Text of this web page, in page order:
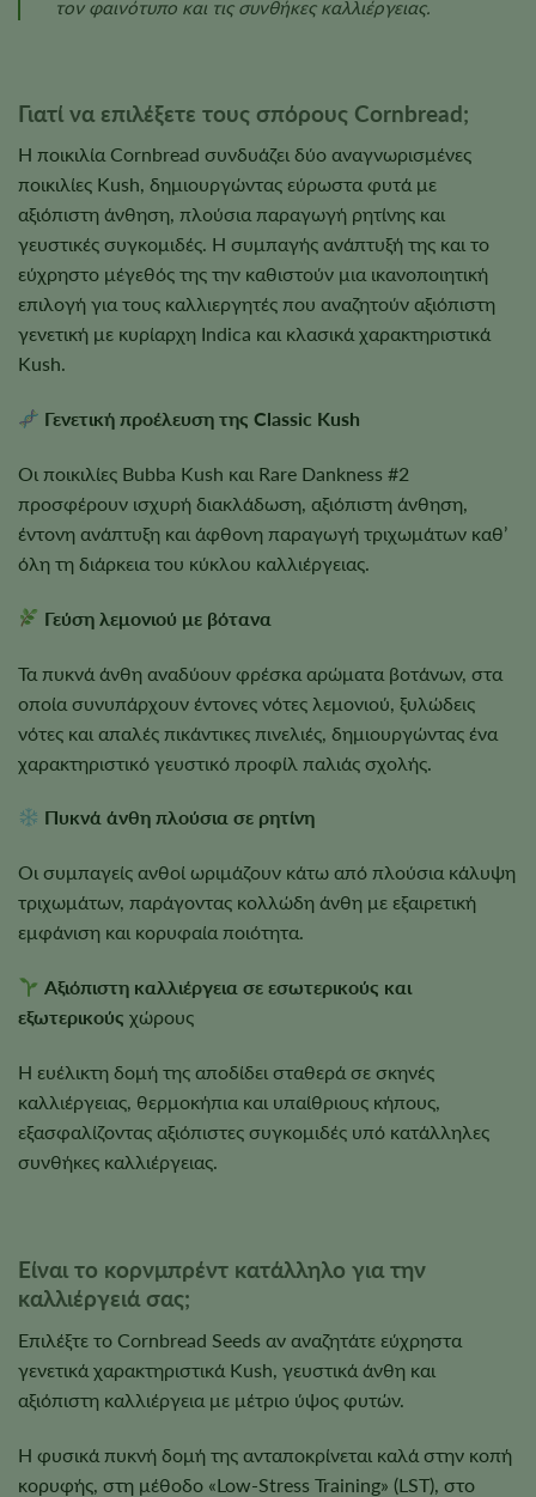
τον φαινότυπο και τις συνθήκες καλλιέργειας.
Γιατί να επιλέξετε τους σπόρους Cornbread;
Η ποικιλία Cornbread συνδυάζει δύο αναγνωρισμένες
ποικιλίες Kush, δημιουργώντας εύρωστα φυτά με
αξιόπιστη άνθηση, πλούσια παραγωγή ρητίνης και
γευστικές συγκομιδές. Η συμπαγής ανάπτυξή της και το
εύχρηστο μέγεθός της την καθιστούν μια ικανοποιητική
επιλογή για τους καλλιεργητές που αναζητούν αξιόπιστη
γενετική με κυρίαρχη Indica και κλασικά χαρακτηριστικά
Kush.
Γενετική προέλευση της Classic Kush
Οι ποικιλίες Bubba Kush και Rare Dankness #2
προσφέρουν ισχυρή διακλάδωση, αξιόπιστη άνθηση,
έντονη ανάπτυξη και άφθονη παραγωγή τριχωμάτων καθ’
όλη τη διάρκεια του κύκλου καλλιέργειας.
Γεύση λεμονιού με βότανα
Τα πυκνά άνθη αναδύουν φρέσκα αρώματα βοτάνων, στα
οποία συνυπάρχουν έντονες νότες λεμονιού, ξυλώδεις
νότες και απαλές πικάντικες πινελιές, δημιουργώντας ένα
χαρακτηριστικό γευστικό προφίλ παλιάς σχολής.
Πυκνά άνθη πλούσια σε ρητίνη
Οι συμπαγείς ανθοί ωριμάζουν κάτω από πλούσια κάλυψη
τριχωμάτων, παράγοντας κολλώδη άνθη με εξαιρετική
εμφάνιση και κορυφαία ποιότητα.
Αξιόπιστη καλλιέργεια σε εσωτερικούς και
εξωτερικούς χώρους
Η ευέλικτη δομή της αποδίδει σταθερά σε σκηνές
καλλιέργειας, θερμοκήπια και υπαίθριους κήπους,
εξασφαλίζοντας αξιόπιστες συγκομιδές υπό κατάλληλες
συνθήκες καλλιέργειας.
Είναι το κορνμπρέντ κατάλληλο για την
καλλιέργειά σας;
Επιλέξτε το Cornbread Seeds αν αναζητάτε εύχρηστα
γενετικά χαρακτηριστικά Kush, γευστικά άνθη και
αξιόπιστη καλλιέργεια με μέτριο ύψος φυτών.
Η φυσικά πυκνή δομή της ανταποκρίνεται καλά στην κοπή
κορυφής, στη μέθοδο «Low-Stress Training» (LST), στο